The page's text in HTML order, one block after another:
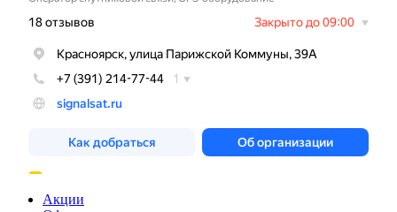
Акции